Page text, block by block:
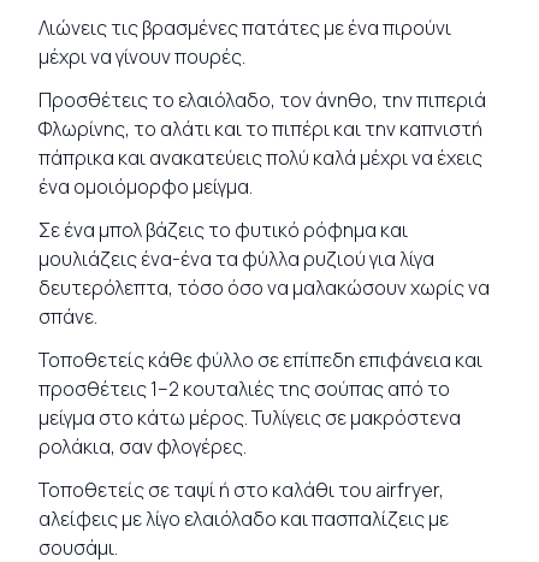
Λιώνεις τις βρασμένες πατάτες με ένα πιρούνι
μέχρι να γίνουν πουρές.
Προσθέτεις το ελαιόλαδο, τον άνηθο, την πιπεριά
Φλωρίνης, το αλάτι και το πιπέρι και την καπνιστή
πάπρικα και ανακατεύεις πολύ καλά μέχρι να έχεις
ένα ομοιόμορφο μείγμα.
Σε ένα μπολ βάζεις το φυτικό ρόφημα και
μουλιάζεις ένα-ένα τα φύλλα ρυζιού για λίγα
δευτερόλεπτα, τόσο όσο να μαλακώσουν χωρίς να
σπάνε.
Τοποθετείς κάθε φύλλο σε επίπεδη επιφάνεια και
προσθέτεις 1–2 κουταλιές της σούπας από το
μείγμα στο κάτω μέρος. Τυλίγεις σε μακρόστενα
ρολάκια, σαν φλογέρες.
Τοποθετείς σε ταψί ή στο καλάθι του airfryer,
αλείφεις με λίγο ελαιόλαδο και πασπαλίζεις με
σουσάμι.